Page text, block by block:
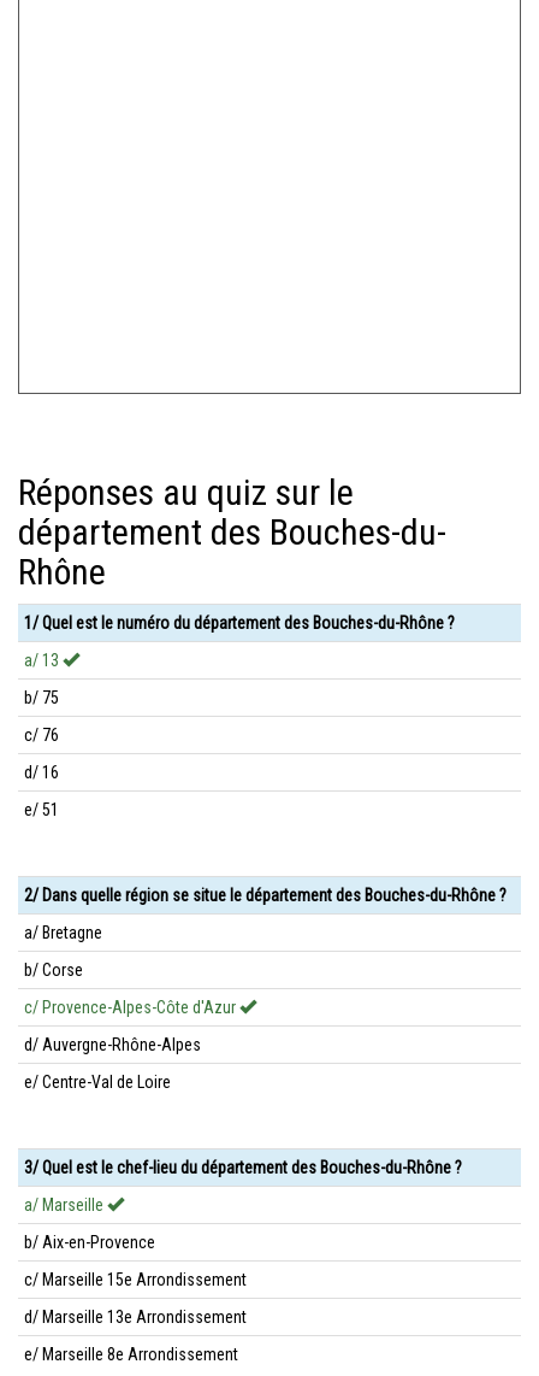
Réponses au quiz sur le
département des Bouches-du-
Rhône
1/ Quel est le numéro du département des Bouches-du-Rhône ?
a/ 13
b/ 75
c/ 76
d/ 16
e/ 51
2/ Dans quelle région se situe le département des Bouches-du-Rhône ?
a/ Bretagne
b/ Corse
c/ Provence-Alpes-Côte d'Azur
d/ Auvergne-Rhône-Alpes
e/ Centre-Val de Loire
3/ Quel est le chef-lieu du département des Bouches-du-Rhône ?
a/ Marseille
b/ Aix-en-Provence
c/ Marseille 15e Arrondissement
d/ Marseille 13e Arrondissement
e/ Marseille 8e Arrondissement